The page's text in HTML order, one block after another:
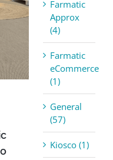
Farmatic
Approx
(4)
Farmatic
eCommerce
(1)
General
(57)
Kiosco (1)